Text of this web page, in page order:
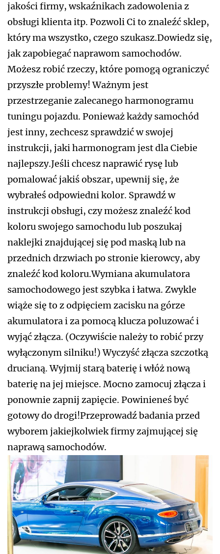
jakości firmy, wskaźnikach zadowolenia z
obsługi klienta itp. Pozwoli Ci to znaleźć sklep,
który ma wszystko, czego szukasz.Dowiedz się,
jak zapobiegać naprawom samochodów.
Możesz robić rzeczy, które pomogą ograniczyć
przyszłe problemy! Ważnym jest
przestrzeganie zalecanego harmonogramu
tuningu pojazdu. Ponieważ każdy samochód
jest inny, zechcesz sprawdzić w swojej
instrukcji, jaki harmonogram jest dla Ciebie
najlepszy.Jeśli chcesz naprawić rysę lub
pomalować jakiś obszar, upewnij się, że
wybrałeś odpowiedni kolor. Sprawdź w
instrukcji obsługi, czy możesz znaleźć kod
koloru swojego samochodu lub poszukaj
naklejki znajdującej się pod maską lub na
przednich drzwiach po stronie kierowcy, aby
znaleźć kod koloru.Wymiana akumulatora
samochodowego jest szybka i łatwa. Zwykle
wiąże się to z odpięciem zacisku na górze
akumulatora i za pomocą klucza poluzować i
wyjąć złącza. (Oczywiście należy to robić przy
wyłączonym silniku!) Wyczyść złącza szczotką
drucianą. Wyjmij starą baterię i włóż nową
baterię na jej miejsce. Mocno zamocuj złącza i
ponownie zapnij zapięcie. Powinieneś być
gotowy do drogi!Przeprowadź badania przed
wyborem jakiejkolwiek firmy zajmującej się
naprawą samochodów.